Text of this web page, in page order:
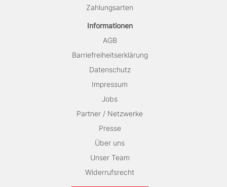
Zahlungsarten
Informationen
AGB
Barriefreiheitserklärung
Datenschutz
Impressum
Jobs
Partner / Netzwerke
Presse
Über uns
Unser Team
Widerrufsrecht